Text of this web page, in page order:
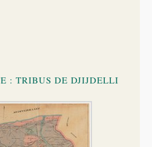
: TRIBUS DE DJIJDELLI